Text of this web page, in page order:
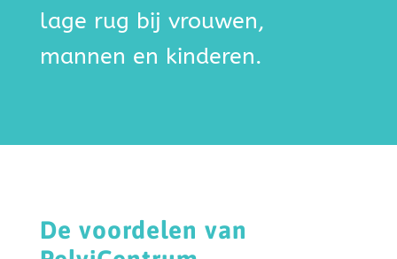
lage rug bij vrouwen,
mannen en kinderen.
De voordelen van